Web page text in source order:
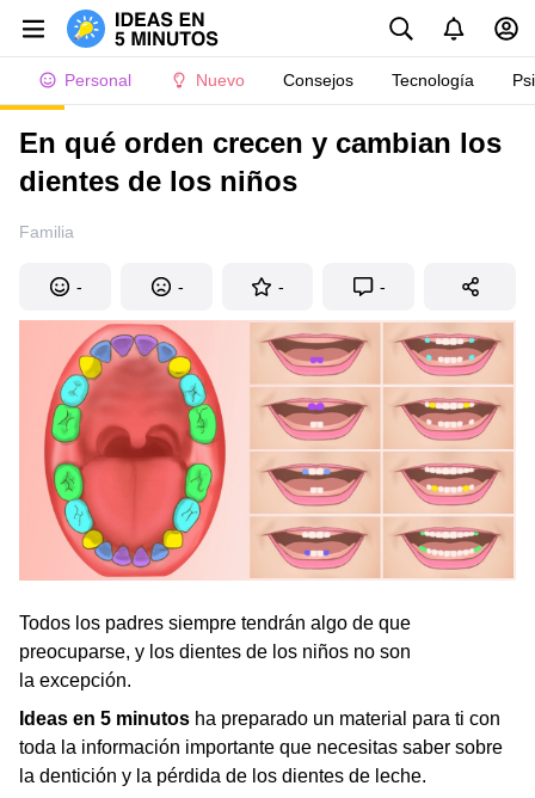
Personal Nuevo Consejos Tecnología
En qué orden crecen y cambian los
dientes de los niños
Familia
- - - -
Todos los padres siempre tendrán algo de que
preocuparse, y los dientes de los niños no son
la excepción.
Ideas en 5 minutos ha preparado un material para ti con
toda la información importante que necesitas saber sobre
la dentición y la pérdida de los dientes de leche.